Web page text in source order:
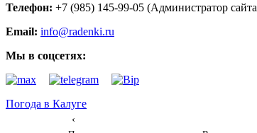
Телефон: +7 (985) 145-99-05 (Администратор
Email: info@radenki.ru
Мы в соцсетях:
Погода в Калуге
‹